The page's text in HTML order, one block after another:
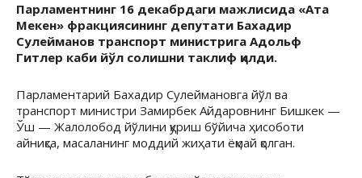
Парламентнинг 16 декабрдаги мажлисида «Ата
Мекен» фракциясининг депутати Бахадир
Сулейманов транспорт министрига Адольф
Гитлер каби йўл солишни таклиф қилди.
Парламентарий Бахадир Сулеймановга йўл ва
транспорт министри Замирбек Айдаровнинг Бишкек —
Ўш — Жалолобод йўлини қуриш бўйича ҳисоботи
айниқса, масаланинг моддий жиҳати ёқмай қолган.